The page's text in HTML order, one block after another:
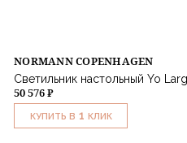
NORMANN COPENHAGEN
Светильник настольный Yo
50 576 ₽
КУПИТЬ В 1 КЛИК